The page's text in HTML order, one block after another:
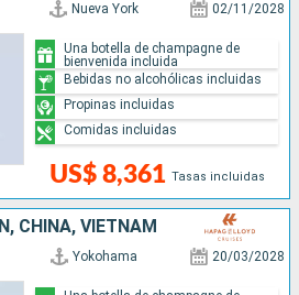
Nueva York 02/11/2028
US$ 8,361 Tasas incluidas
Una botella de champagne de
bienvenida incluida
Bebidas no alcohólicas incluidas
Propinas incluidas
Comidas incluidas
CHINA, VIETNAM
Yokohama 20/03/2028